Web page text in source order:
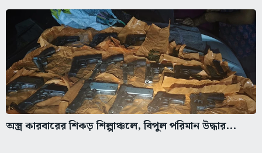
অস্ত্র কারবারের শিকড় শিল্পাঞ্চলে, বিপুল পরিমান উদ্ধার...